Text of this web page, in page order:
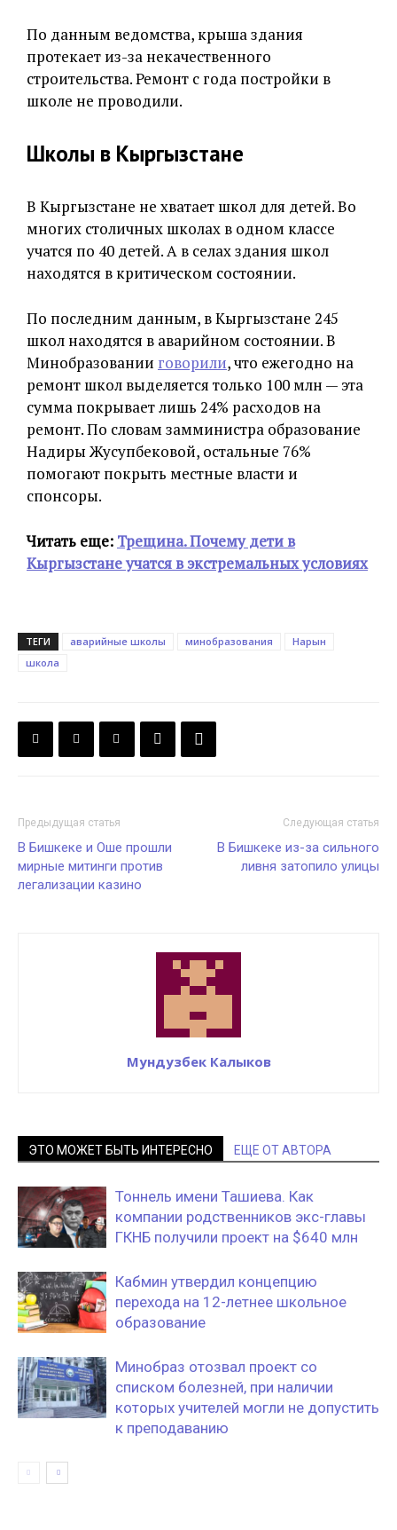
По данным ведомства, крыша здания
протекает из-за некачественного
строительства. Ремонт с года постройки в
школе не проводили.
Школы в Кыргызстане
В Кыргызстане не хватает школ для детей. Во
многих столичных школах в одном классе
учатся по 40 детей. А в селах здания школ
находятся в критическом состоянии.
По последним данным, в Кыргызстане 245
школ находятся в аварийном состоянии. В
Минобразовании говорили, что ежегодно на
ремонт школ выделяется только 100 млн — эта
сумма покрывает лишь 24% расходов на
ремонт. По словам замминистра образование
Надиры Жусупбековой, остальные 76%
помогают покрыть местные власти и
спонсоры.
Читать еще: Трещина. Почему дети в
Кыргызстане учатся в экстремальных условиях
ТЕГИ аварийные школы минобразования
Нарын
школа
Предыдущая статья
В Бишкеке и Оше прошли
мирные митинги против
легализации казино
Следующая статья
В Бишкеке из-за сильного
ливня затопило улицы
Мундузбек Калыков
ЭТО МОЖЕТ БЫТЬ ИНТЕРЕСНО ЕЩЕ ОТ АВТОРА
Тоннель имени Ташиева. Как
компании родственников экс-главы
ГКНБ получили проект на $640 млн
Кабмин утвердил концепцию
перехода на 12-летнее школьное
образование
Минобраз отозвал проект со
списком болезней, при наличии
которых учителей могли не допустить
к преподаванию